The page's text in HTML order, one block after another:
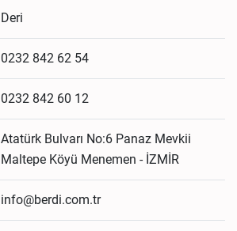
Deri
0232 842 62 54
0232 842 60 12
Atatürk Bulvarı No:6 Panaz Mevkii
Maltepe Köyü Menemen - İZMİR
info@berdi.com.tr